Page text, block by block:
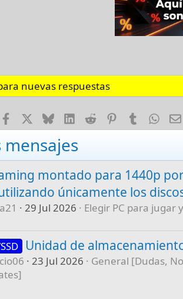
nuevas respuestas
FacebookBlueskyLinkedIn
RedditPinterestTumblr
montado para 1440p
únicamente los
29 Jul 2026 Elegir PC para jugar
Unidad de
23 Jul 2026
General [Dudas,